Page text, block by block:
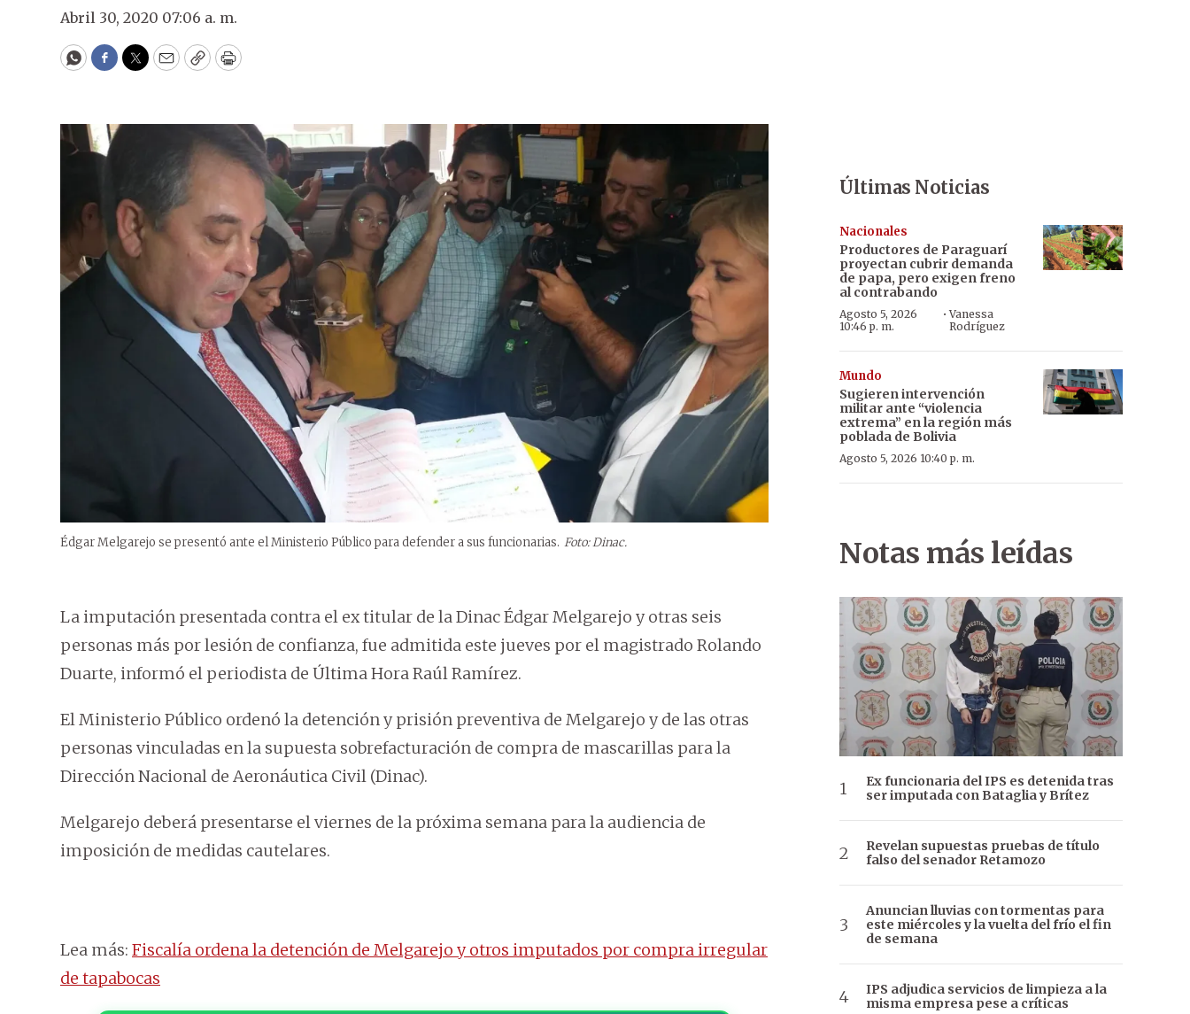
Abril 30, 2020 07:06 a. m.
WhatsApp
Facebook
Twitter
EmailCopyPrint
Édgar Melgarejo se presentó ante el Ministerio Público para defender a sus funcionarias. Foto: Dinac.
La imputación presentada contra el ex titular de la Dinac Édgar Melgarejo y otras seis
personas más por lesión de confianza, fue admitida este jueves por el magistrado Rolando
Duarte, informó el periodista de Última Hora Raúl Ramírez.
El Ministerio Público ordenó la detención y prisión preventiva de Melgarejo y de las otras
personas vinculadas en la supuesta sobrefacturación de compra de mascarillas para la
Dirección Nacional de Aeronáutica Civil (Dinac).
Melgarejo deberá presentarse el viernes de la próxima semana para la audiencia de
imposición de medidas cautelares.
Lea más: Fiscalía ordena la detención de Melgarejo y otros imputados por compra irregular
de tapabocas
Últimas Noticias
Nacionales
Productores de Paraguarí
proyectan cubrir demanda
de papa, pero exigen freno
al contrabando
Agosto 5, 2026
10:46 p. m.
·Vanessa
Rodríguez
Mundo
Sugieren intervención
militar ante “violencia
extrema” en la región más
poblada de Bolivia
Agosto 5, 2026 10:40 p. m.
Notas más leídas
Ex funcionaria del IPS es detenida tras
ser imputada con Bataglia y Brítez
Revelan supuestas pruebas de título
falso del senador Retamozo
Anuncian lluvias con tormentas para
este miércoles y la vuelta del frío el fin
de semana
IPS adjudica servicios de limpieza a la
misma empresa pese a críticas